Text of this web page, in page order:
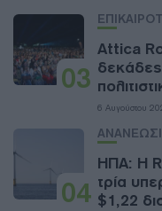
03
Attica
6 Αυγούστου
04
ΗΠΑ: Η
τρία
$1,22